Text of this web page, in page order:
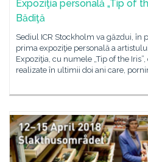
Expoziţia personală „Tip of
Bădiţă
Sediul ICR Stockholm va găzdui, în
prima expoziţie personală a
Expoziţia, cu numele „Tip of the
realizate în ultimii doi ani care,